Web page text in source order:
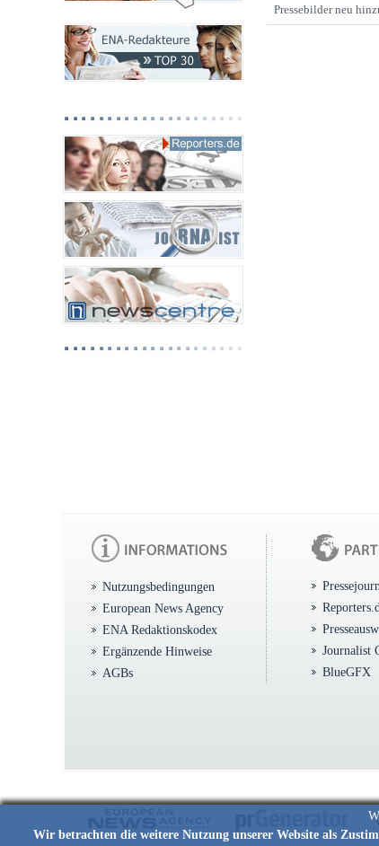
Wir betrachten die weitere Nutzung unserer Website als
Pressebilder neu
Nutzungsbedingungen
European News Agency
ENA Redaktionskodex
Ergänzende Hinweise
AGBs
Journalist
BlueGFX